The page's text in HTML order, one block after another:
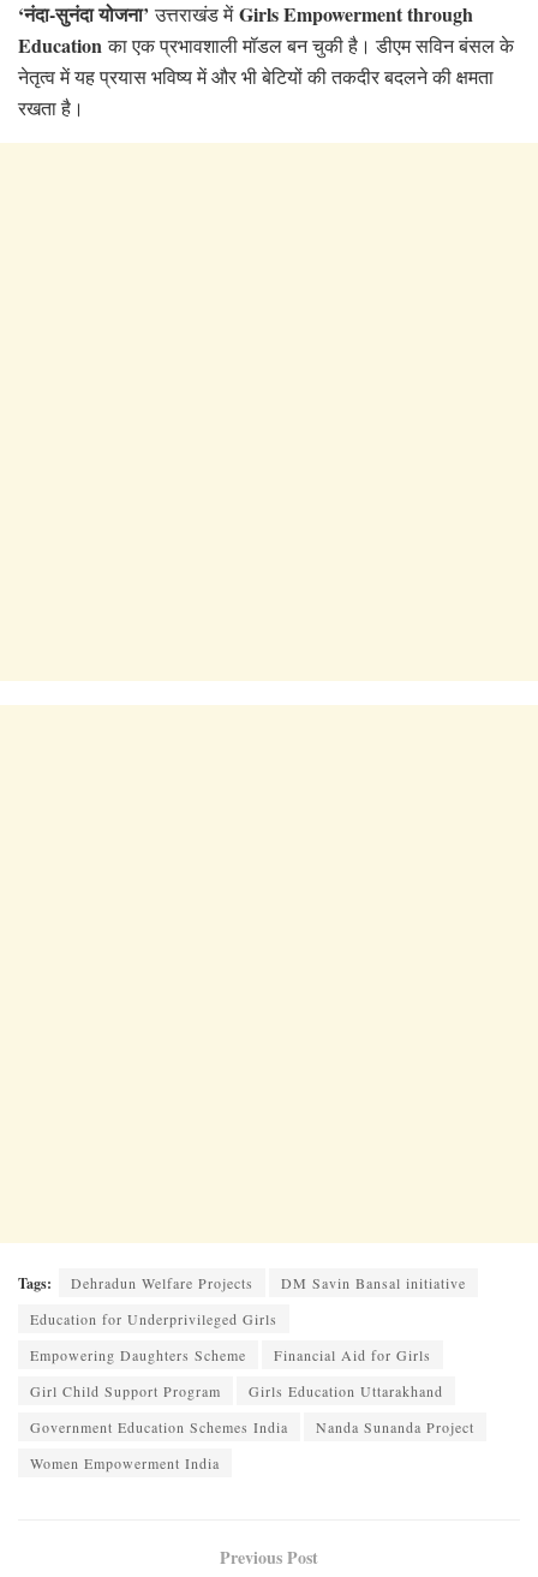
‘नंदा-सुनंदा योजना’ उत्तराखंड मेंGirls Empowerment through
Educationका एक प्रभावशाली मॉडल बन चुकी है। डीएम सविन बंसल के
नेतृत्व में यह प्रयास भविष्य में और भी बेटियों की तकदीर बदलने की क्षमता
रखता है।
Tags: Dehradun Welfare Projects
DM Savin Bansal initiative
Education for Underprivileged Girls
Empowering Daughters Scheme
Financial Aid for Girls
Girl Child Support Program
Girls Education Uttarakhand
Government Education Schemes India
Nanda Sunanda Project
Women Empowerment India
Previous Post